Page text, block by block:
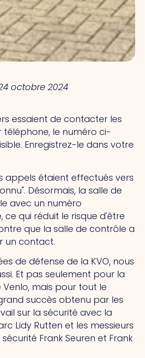
octobre 2024
essaient de contacter les
le numéro ci-
Enregistrez-le dans votre
appels étaient effectués vers
Désormais, la salle de
avec un numéro
ce qui réduit le risque d'être
que la salle de contrôle a
un contact.
de défense de la KVO, nous
Et pas seulement pour la
mais pour tout le
succès obtenu par les
sur la sécurité avec la
Lidy Rutten et les messieurs
Frank Seuren et Frank